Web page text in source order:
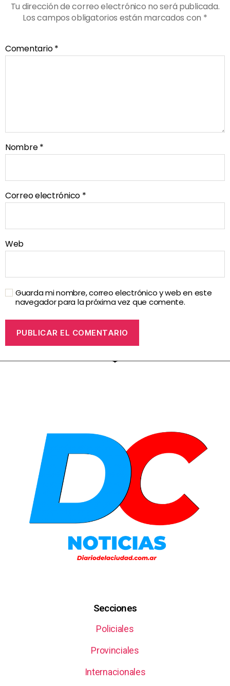
Tu dirección de correo electrónico no será publicada.
Los campos obligatorios están marcados con *
Comentario*
Nombre*
Correo electrónico *
Web
Guarda mi nombre, correo electrónico y web en este
navegador para la próxima vez que comente.
Secciones
Policiales
Provinciales
Internacionales